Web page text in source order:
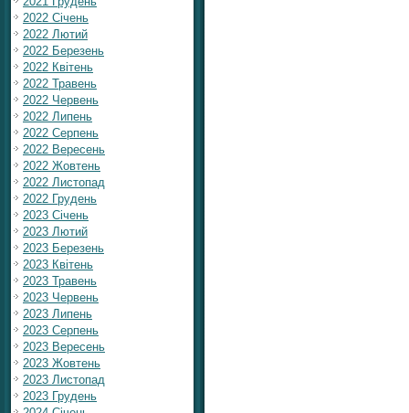
2022 Січень
2022 Лютий
2022 Березень
2022 Квітень
2022 Травень
2022 Червень
2022 Липень
2022 Серпень
2022 Вересень
2022 Жовтень
2022 Листопад
2022 Грудень
2023 Січень
2023 Лютий
2023 Березень
2023 Квітень
2023 Травень
2023 Червень
2023 Липень
2023 Серпень
2023 Вересень
2023 Жовтень
2023 Листопад
2023 Грудень